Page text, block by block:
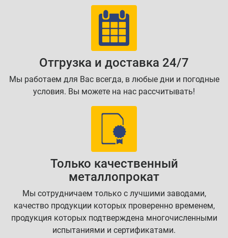
Отгрузка и доставка 24/7
Мы работаем для Вас всегда, в любые дни и погодные
условия. Вы можете на нас рассчитывать!
Только качественный
металлопрокат
Мы сотрудничаем только с лучшими заводами,
качество продукции которых проверенно временем,
продукция которых подтверждена многочисленными
испытаниями и сертификатами.